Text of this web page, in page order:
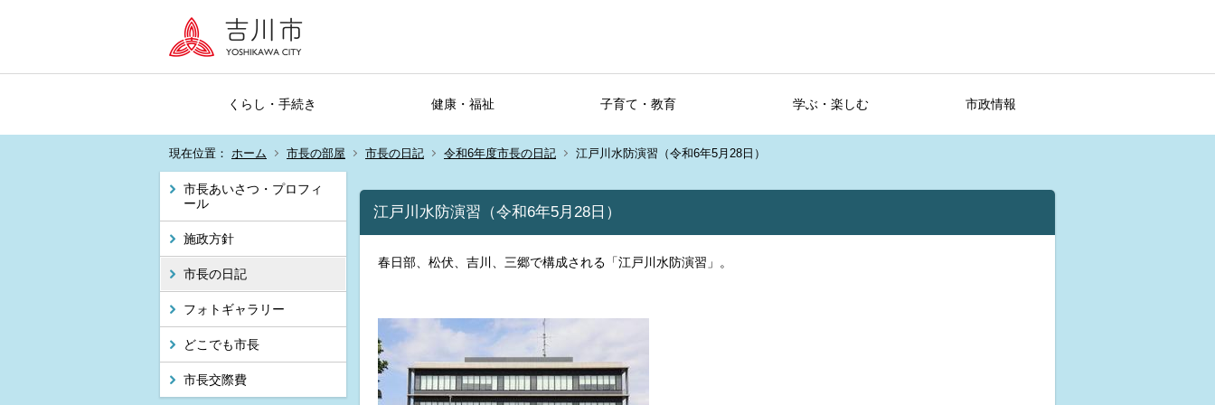
くらし・手続き 健康・福祉 子育て・教育 学ぶ・楽しむ 市政情報
現在位置： ホーム 市長の部屋 市長の日記 令和6年度市長の日記 江戸川水防演習（令和6年5月28日）
市長あいさつ・プロフィ
ール
施政方針
市長の日記
フォトギャラリー
どこでも市長
市長交際費
江戸川水防演習（令和6年5月28日）
春日部、松伏、吉川、三郷で構成される「江戸川水防演習」。